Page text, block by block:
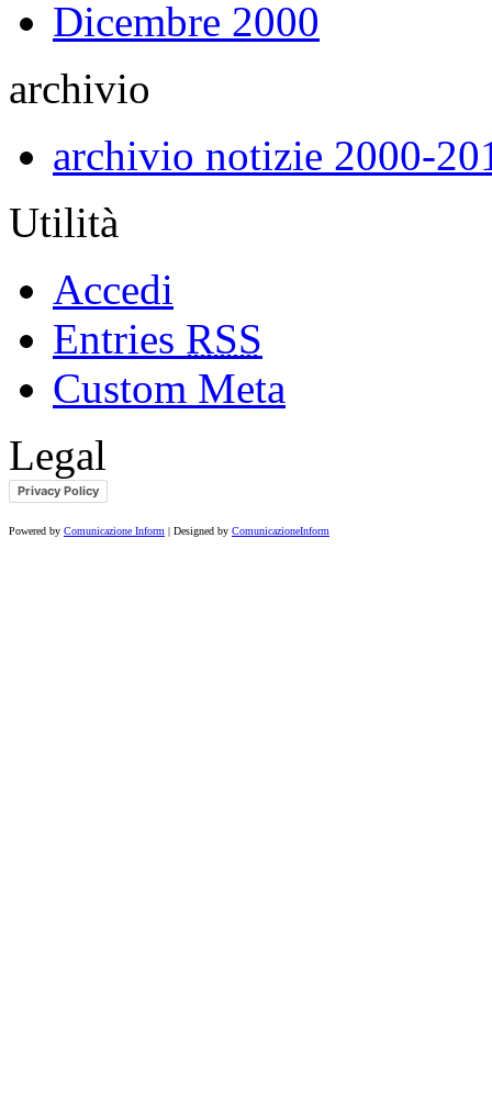
Dicembre 2000
archivio
archivio notizie 2000-
Utilità
Accedi
Entries RSS
Custom Meta
Legal
Privacy Policy
Powered by Comunicazione Inform | Designed by ComunicazioneInform